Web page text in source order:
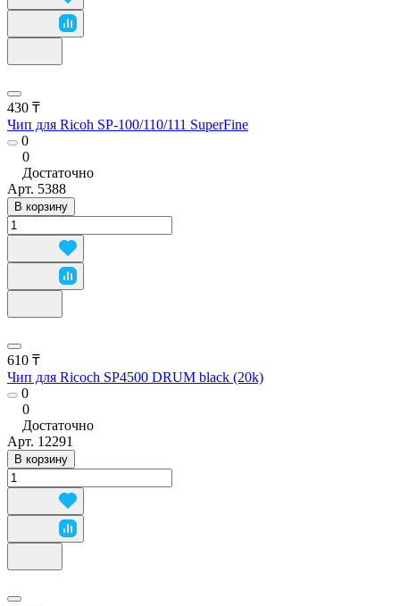
430 ₸
Чип для Ricoh SP-100/110/111 SuperFine
0
0
Достаточно
Арт. 5388
В корзину
610 ₸
Чип для Ricoch SP4500 DRUM black (20k)
0
0
Достаточно
Арт. 12291
В корзину